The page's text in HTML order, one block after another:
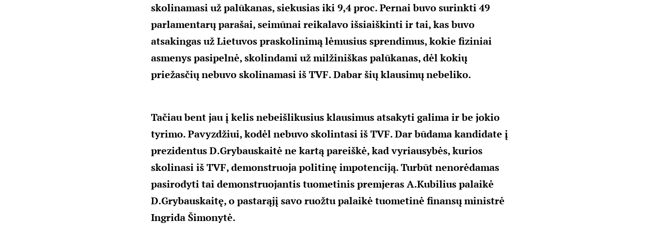
skolinamasi už palūkanas, siekusias iki 9,4 proc. Pernai buvo surinkti 49
parlamentarų parašai, seimūnai reikalavo išsiaiškinti ir tai, kas buvo
atsakingas už Lietuvos praskolinimą lėmusius sprendimus, kokie fiziniai
asmenys pasipelnė, skolindami už milžiniškas palūkanas, dėl kokių
priežasčių nebuvo skolinamasi iš TVF. Dabar šių klausimų nebeliko.
Tačiau bent jau į kelis nebeišlikusius klausimus atsakyti galima ir be jokio
tyrimo. Pavyzdžiui, kodėl nebuvo skolintasi iš TVF. Dar būdama kandidate į
prezidentus D.Grybauskaitė ne kartą pareiškė, kad vyriausybės, kurios
skolinasi iš TVF, demonstruoja politinę impotenciją. Turbūt nenorėdamas
pasirodyti tai demonstruojantis tuometinis premjeras A.Kubilius palaikė
D.Grybauskaitę, o pastarąjį savo ruožtu palaikė tuometinė finansų ministrė
Ingrida Šimonytė.